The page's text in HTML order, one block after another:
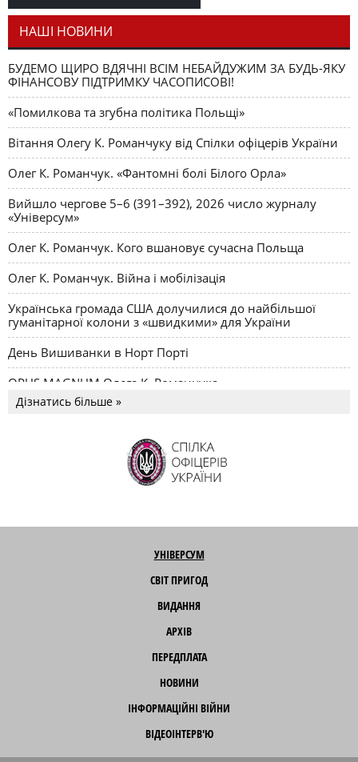
ДІАСПОРА Маркіян Припхан: «Україну збудують
ідеалісти!»
НАШІ НОВИНИ
БУДЕМО ЩИРО ВДЯЧНІ ВСІМ НЕБАЙДУЖИМ ЗА БУДЬ-ЯКУ
ФІНАНСОВУ ПІДТРИМКУ ЧАСОПИСОВІ!
«Помилкова та згубна політика Польщі»
Вітання Олегу К. Романчуку від Спілки офіцерів України
Олег К. Романчук. «Фантомні болі Білого Орла»
Вийшло чергове 5–6 (391–392), 2026 число журналу
«Універсум»
Олег К. Романчук. Кого вшановує сучасна Польща
Олег К. Романчук. Війна і мобілізація
Українська громада США долучилися до найбільшої
гуманітарної колони з «швидкими» для України
День Вишиванки в Норт Порті
OPUS MAGNUM Олега К. Романчука
Дізнатись більше »
УНІВЕРСУМ
СВІТ ПРИГОД
ВИДАННЯ
АРХІВ
ПЕРЕДПЛАТА
НОВИНИ
ІНФОРМАЦІЙНІ ВІЙНИ
ВІДЕОІНТЕРВ'Ю